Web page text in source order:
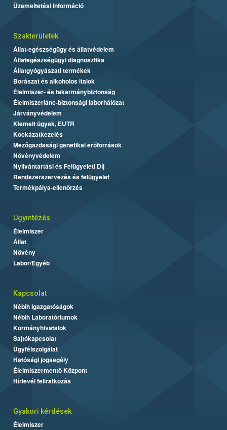
Üzemeltetési információ
Szakterületek
Állat-egészségügy és állatvédelem
Állategészségügyi diagnosztika
Állatgyógyászati termékek
Borászat és alkoholos italok
Élelmiszer- és takarmánybiztonság
Élelmiszerlánc-biztonsági laborhálózat
Járványvédelem
Kiemelt ügyek, EUTR
Kockázatkezelés
Mezőgazdasági genetikai erőforrások
Növényvédelem
Nyilvántartási és Felügyeleti Díj
Rendszerszervezés és felügyelet
Termékpálya-ellenőrzés
Ügyintézés
Élelmiszer
Állat
Növény
Labor/Egyéb
Kapcsolat
Nébih Igazgatóságok
Nébih Laboratóriumok
Kormányhivatalok
Sajtókapcsolat
Ügyfélszolgálat
Hatósági jogsegély
Élelmiszermentő Központ
Hírlevél feliratkozás
Gyakori kérdések
Élelmiszer